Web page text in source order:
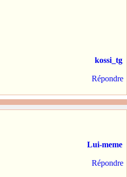
kossi_tg
Répondre
Lui-meme
Répondre